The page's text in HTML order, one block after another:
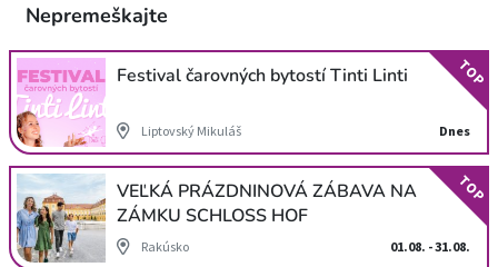
Nepremeškajte
Festival čarovných bytostí Tinti Linti
Liptovský Mikuláš Dnes
TOP
VEĽKÁ PRÁZDNINOVÁ ZÁBAVA NA
ZÁMKU SCHLOSS HOF
Rakúsko 01.08. - 31.08.
TOP